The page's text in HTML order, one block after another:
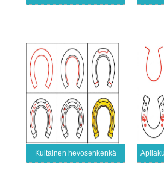
Kultainen hevosenkenkä